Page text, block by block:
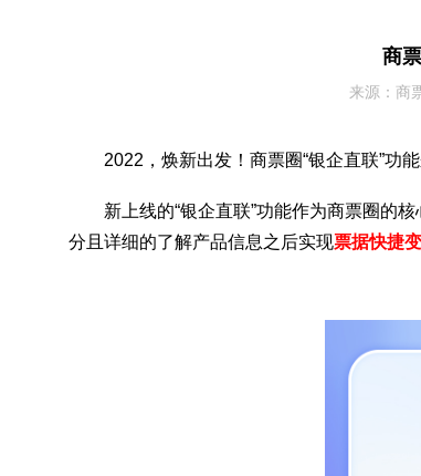
商
来源：商
2022，焕新出发！商票圈“银企直联”功
新上线的“银企直联”功能作为商票圈的
分且详细的了解产品信息之后实现票据快捷